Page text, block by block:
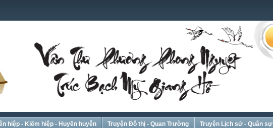
hiệp - Kiếm hiệp - Huyền huyễn Truyện Đô thị - Quan Trường Truyện Lịch sử - Quân sự